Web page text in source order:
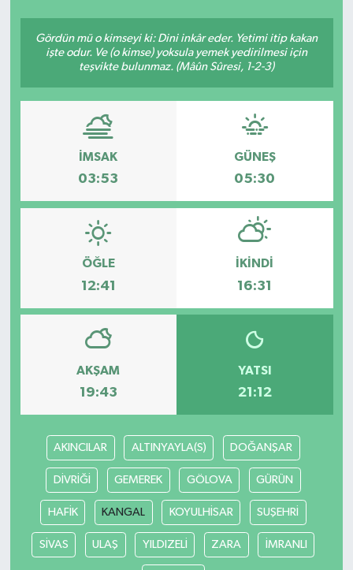
Gördün mü o kimseyi ki: Dini inkâr eder. Yetimi itip kakan
işte odur. Ve (o kimse) yoksula yemek yedirilmesi için
teşvikte bulunmaz. (Mâûn Sûresi, 1-2-3)
İMSAK
03:53
GÜNEŞ
05:30
ÖĞLE
12:41
İKINDI
16:31
AKŞAM
19:43
YATSI
21:12
AKINCILAR ALTINYAYLA(S) DOĞANŞAR
DİVRİĞİ GEMEREK GÖLOVA GÜRÜN
HAFİK KANGAL KOYULHİSAR SUŞEHRİ
SİVAS ULAŞ YILDIZELİ ZARA İMRANLI